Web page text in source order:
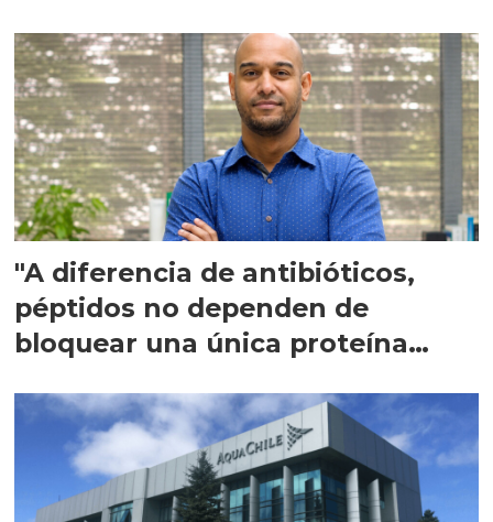
"A diferencia de antibióticos,
péptidos no dependen de
bloquear una única proteína